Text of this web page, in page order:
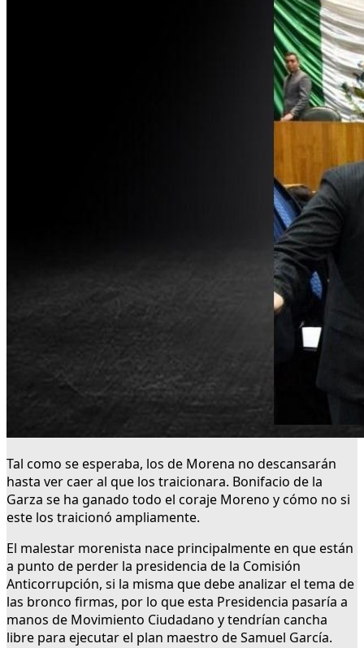
Tal como se esperaba, los de Morena no descansarán
hasta ver caer al que los traicionara. Bonifacio de la
Garza se ha ganado todo el coraje Moreno y cómo no si
este los traicionó ampliamente.
El malestar morenista nace principalmente en que están
a punto de perder la presidencia de la Comisión
Anticorrupción, si la misma que debe analizar el tema de
las bronco firmas, por lo que esta Presidencia pasaría a
manos de Movimiento Ciudadano y tendrían cancha
libre para ejecutar el plan maestro de Samuel García.